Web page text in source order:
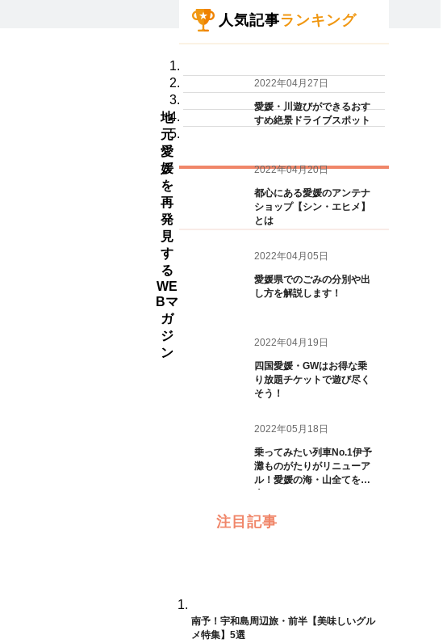
人気記事ランキング
2022年04月27日
愛媛・川遊びができるおす
すめ絶景ドライブスポット
2022年04月20日
都心にある愛媛のアンテナ
ショップ【シン・エヒメ】
とは
2022年04月05日
愛媛県でのごみの分別や出
し方を解説します！
2022年04月19日
四国愛媛・GWはお得な乗
り放題チケットで遊び尽く
そう！
2022年05月18日
乗ってみたい列車No.1伊予
灘ものがたりがリニューア
ル！愛媛の海・山全てを一
注目記事
南予！宇和島周辺旅・前半【美味しいグル
メ特集】5選
地
元
愛
媛
を
再
発
見
す
る
WE
Bマ
ガ
ジ
ン